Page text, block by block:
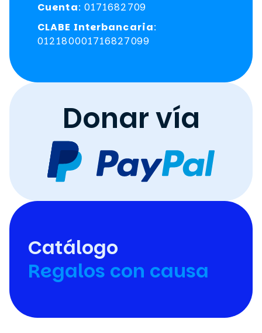
Cuenta: 0171682709
CLABE Interbancaria:
012180001716827099
Donar vía
Catálogo
Regalos con causa